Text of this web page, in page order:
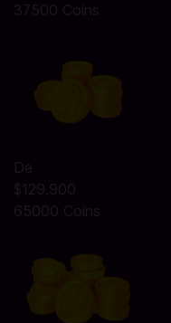
37500 Coins
De
$129.900
65000 Coins